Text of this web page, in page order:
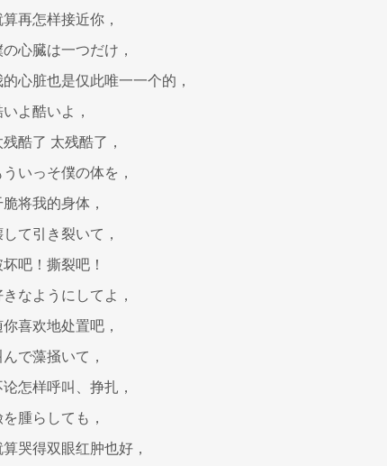
算再怎样接近你，
の心臓は一つだけ，
的心脏也是仅此唯一一个的，
いよ酷いよ，
残酷了 太残酷了，
ういっそ僕の体を，
脆将我的身体，
して引き裂いて，
坏吧！撕裂吧！
きなようにしてよ，
你喜欢地处置吧，
んで藻掻いて，
论怎样呼叫、挣扎，
を腫らしても，
算哭得双眼红肿也好，